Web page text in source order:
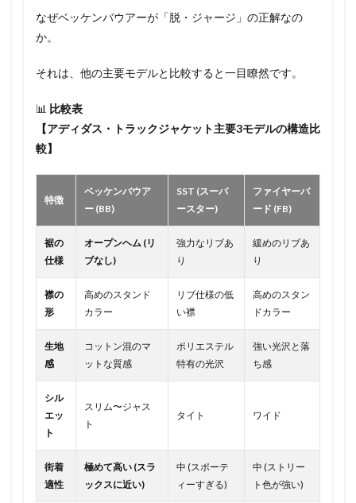
なぜベッケンバウアーが「脱・ジャージ」の正解なの
か。
それは、他の主要モデルと比較すると一目瞭然です。
📊 比較表
【アディダス・トラックジャケット主要3モデルの構造比
較】
特徴
ベッケンバウア
ー (BB)
SST (スーパ
ースター)
ファイヤーバ
ード (FB)
裾の
仕様
オープンヘム (リ
ブなし)
強力なリブあ
り
緩めのリブあ
り
襟の
形
高めのスタンド
カラー
リブ仕様の低
い襟
高めのスタン
ドカラー
生地
感
コットン混のマ
ットな質感
ポリエステル
特有の光沢
強い光沢と落
ち感
シル
エッ
ト
スリム〜ジャス
ト
タイト ワイド
街着
適性
極めて高い (スラ
ックスに近い)
中 (スポーテ
ィーすぎる)
中 (ストリー
ト色が強い)